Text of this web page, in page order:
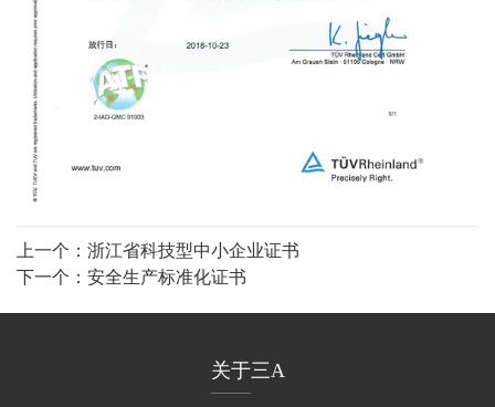
上一个： 浙江省科技型中小企业证书
下一个： 安全生产标准化证书
关于三A